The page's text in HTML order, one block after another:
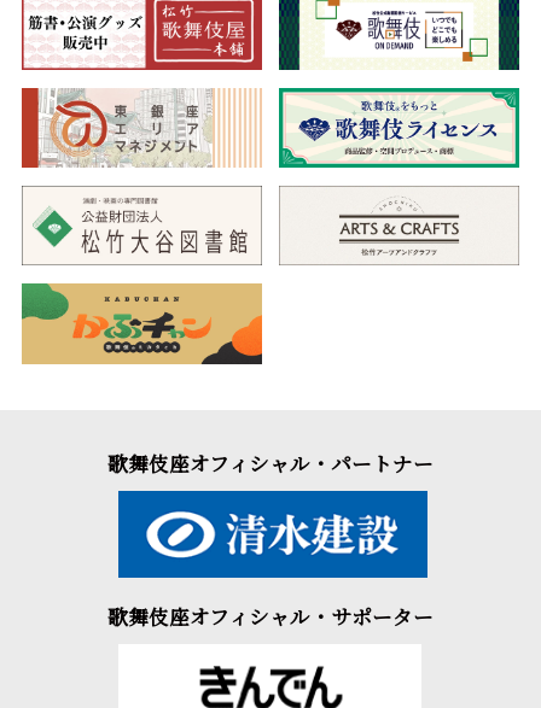
歌舞伎座オフィシャル・パートナー
歌舞伎座オフィシャル・サポーター